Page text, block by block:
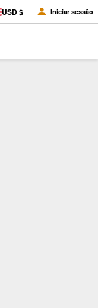
USD $ Iniciar sessão